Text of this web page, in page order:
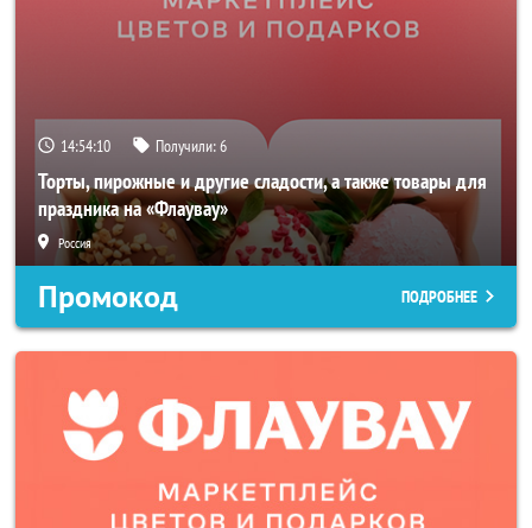
14:54:10 Получили:6
Торты, пирожные и другие сладости, а также товары для
праздника на «Флаувау»
Россия
Промокод ПОДРОБНЕЕ